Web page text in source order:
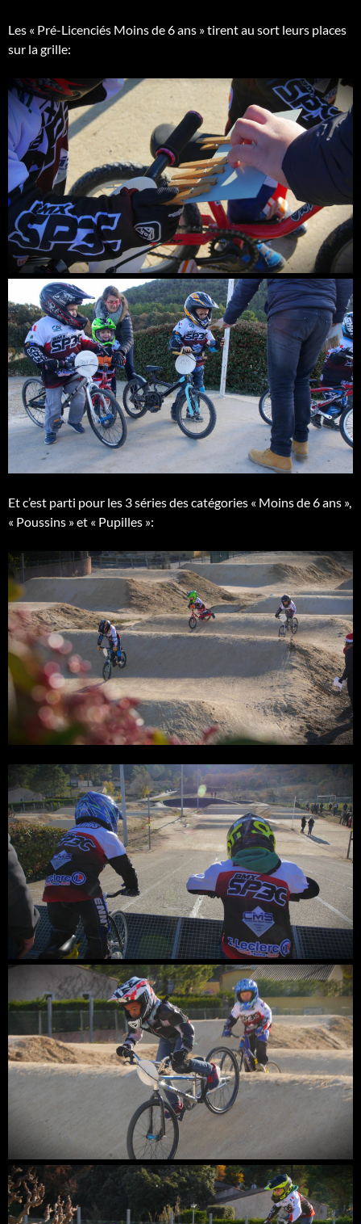
Les « Pré-Licenciés Moins de 6 ans » tirent au sort leurs places
sur la grille:
Et c’est parti pour les 3 séries des catégories « Moins de 6 ans »,
« Poussins » et « Pupilles »: